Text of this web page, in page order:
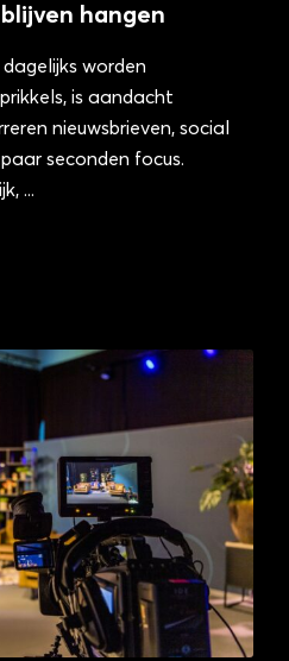
hangen
worden
is aandacht
nieuwsbrieven, social
seconden focus.
...